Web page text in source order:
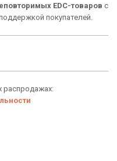
EDC-товаров с
покупателей.
распродажах: